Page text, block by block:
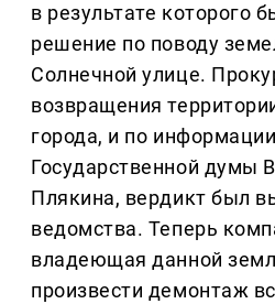
в результате которого
решение по поводу
Солнечной улице.
возвращения
города, и по
Государственной думы
Плякина, вердикт был
ведомства. Теперь
владеющая данной
произвести демонтаж